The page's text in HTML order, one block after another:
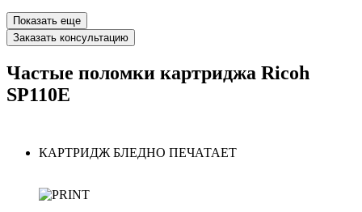
Показать еще
Заказать консультацию
Частые поломки картриджа Ricoh
SP110E
КАРТРИДЖ БЛЕДНО ПЕЧАТАЕТ